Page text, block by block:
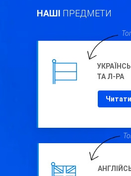
НАШІ ПРЕДМЕТИ
ТА Л-РА